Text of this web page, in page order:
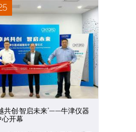
共创·智启未来”——牛津仪器
心开幕